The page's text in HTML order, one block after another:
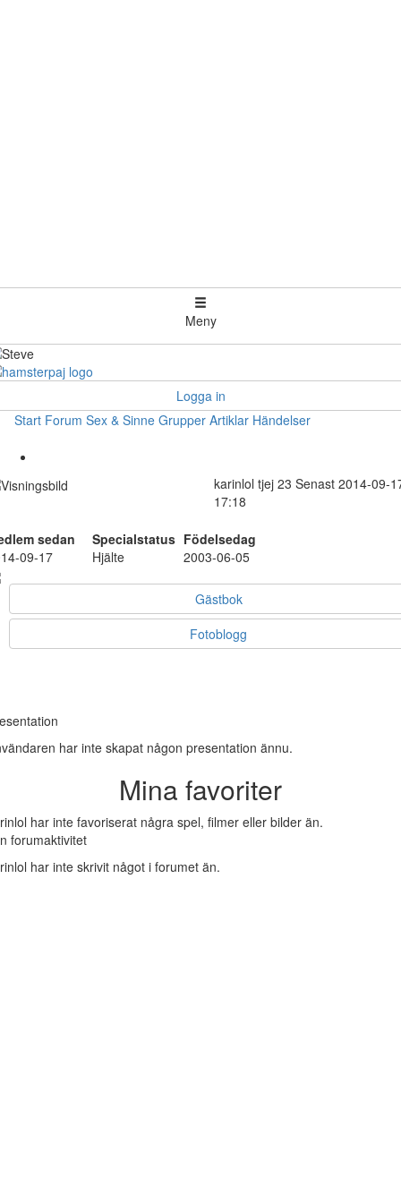
Meny
Logga in
Start Forum Sex & Sinne Grupper Artiklar Händelser
karinlol tjej 23 Senast 2014-09-
17:18
sedan Specialstatus Födelsedag
09-17
Hjälte 2003-06-05
Gästbok
Fotoblogg
har inte skapat någon presentation ännu.
Mina favoriter
har inte favoriserat några spel, filmer eller bilder än.
forumaktivitet
har inte skrivit något i forumet än.